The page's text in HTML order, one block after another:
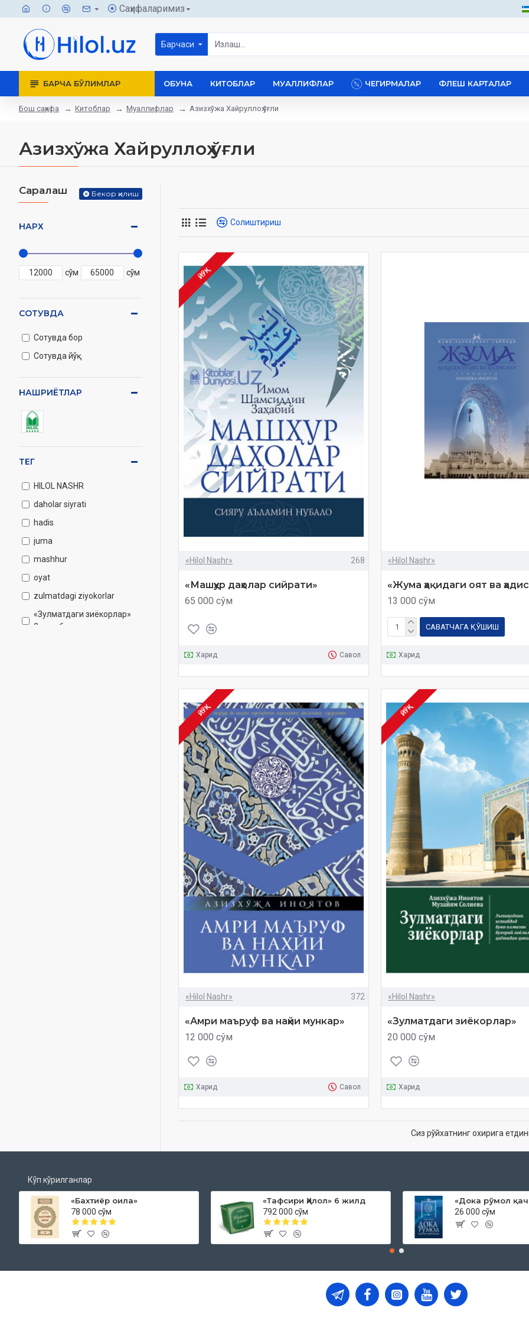
Саҳифаларимиз
Барчаси
БАРЧА БЎЛИМЛАР ОБУНА КИТОБЛАР МУАЛЛИФЛАР ЧЕГИРМАЛАР ФЛЕШ КАРТАЛАР
Бош саҳифа Китоблар Муаллифлар Азизхўжа Хайруллоҳ ўғли
Азизхўжа Хайруллоҳ ўғли
Саралаш Бекор қилиш
НАРХ
сўм сўм
НАШРИЁТЛАР
ТЕГ
HILOL NASHR
daholar siyrati
hadis
juma
mashhur
oyat
zulmatdagi ziyokorlar
«Зулматдаги зиёкорлар»
2-китоб
СОТУВДА
Сотувда бор
Сотувда йўқ
Солиштириш
ЙЎҚ
«Hilol Nashr» 268
«Машҳур даҳолар сийрати»
65 000 сўм
Харид Савол
«Hilol Nashr»
«Жума ҳақидаги оят ва
13 000 сўм
САВАТЧАГА ҚЎШИШ
Харид
ЙЎҚ
«Hilol Nashr» 372
«Амри маъруф ва наҳйи мункар»
12 000 сўм
Харид Савол
ЙЎҚ
«Hilol Nashr»
«Зулматдаги зиёкорлар»
20 000 сўм
Харид
Сиз рўйхатнинг охирига
Кўп кўрилганлар
«Бахтиёр оила»
78 000 сўм
«Тафсири Ҳилол» 6 жилд
792 000 сўм
26 000 сўм